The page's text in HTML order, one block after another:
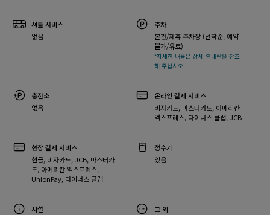
셔틀 서비스
없음
주차
본관/제휴 주차장 (선착순, 예약
불가/유료)
*자세한 내용은 상세 안내란을 참조
해 주십시오.
충전소
없음
온라인 결제 서비스
비자카드, 마스터카드, 아메리칸
엑스프레스, 다이너스 클럽, JCB
현장 결제 서비스
현금, 비자카드, JCB, 마스터카
드, 아메리칸 엑스프레스,
UnionPay, 다이너스 클럽
정수기
있음
시설
그 외